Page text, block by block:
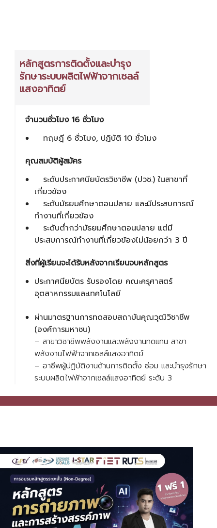
หลักสูตรการติดตั้งและบำรุง
รักษาระบบผลิตไฟฟ้าจากเซลล์
แสงอาทิตย์
จำนวนชั่วโมง 16 ชั่วโมง
ทฤษฎี 6 ชั่วโมง, ปฏิบัติ 10 ชั่วโมง
คุณสมบัติผู้สมัคร
ระดับประกาศนียบัตรวิชาชีพ (ปวช.) ในสาขาที่
เกี่ยวข้อง
ระดับมัธยมศึกษาตอนปลาย และมีประสบการณ์
ทำงานที่เกี่ยวข้อง
ระดับต่ำกว่ามัธยมศึกษาตอนปลาย แต่มี
ประสบการณ์ทำงานที่เกี่ยวข้องไม่น้อยกว่า 3 ปี
สิ่งที่ผู้เรียนจะได้รับหลังจากเรียนจบหลักสูตร
ประกาศนียบัตร รับรองโดย คณะครุศาสตร์
อุตสาหกรรมและเทคโนโลยี
ผ่านมาตรฐานการทดสอบสถาบันคุณวุฒิวิชาชีพ
(องค์การมหาชน)
– สาขาวิชาชีพพลังงานและพลังงานทดแทน สาขา
พลังงานไฟฟ้าจากเซลล์แสงอาทิตย์
– อาชีพผู้ปฏิบัติงานด้านการติดตั้ง ซ่อม และบำรุงรักษา
ระบบผลิตไฟฟ้าจากเซลล์แสงอาทิตย์ ระดับ 3